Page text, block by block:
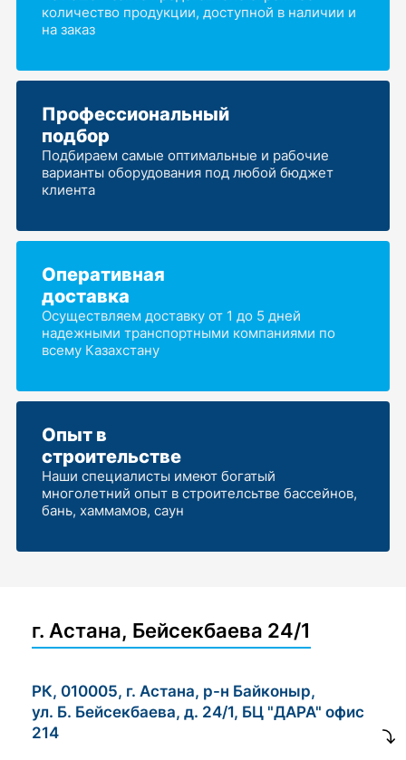
количество продукции, доступной в наличии и
на заказ
Профессиональный
подбор
Подбираем самые оптимальные и рабочие
варианты оборудования под любой бюджет
клиента
Оперативная
доставка
Осуществляем доставку от 1 до 5 дней
надежными транспортными компаниями по
всему Казахстану
Опыт в
строительстве
Наши специалисты имеют богатый
многолетний опыт в строителсьтве бассейнов,
бань, хаммамов, саун
г. Астана, Бейсекбаева 24/1
РК, 010005, г. Астана, р-н Байконыр,
ул. Б. Бейсекбаева, д. 24/1, БЦ "ДАРА" офис
214